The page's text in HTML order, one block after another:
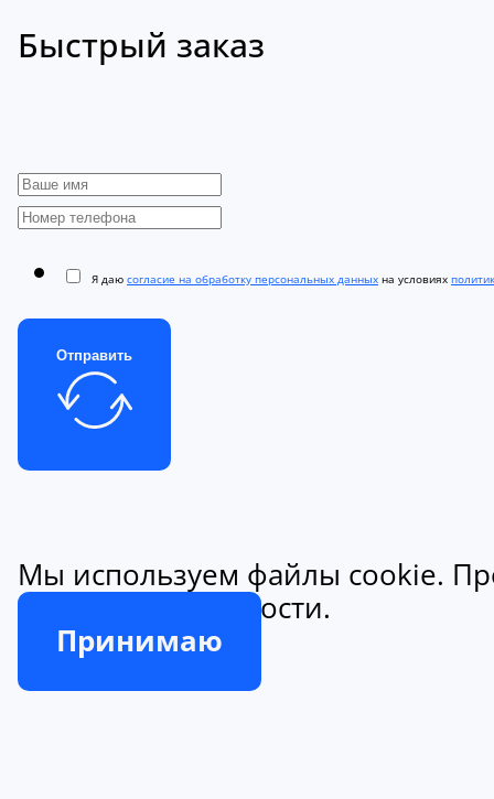
Быстрый заказ
Я даю согласие на обработку персональных данных на условиях
Отправить
Мы используем файлы cookie.
конфиденциальности.
Принимаю